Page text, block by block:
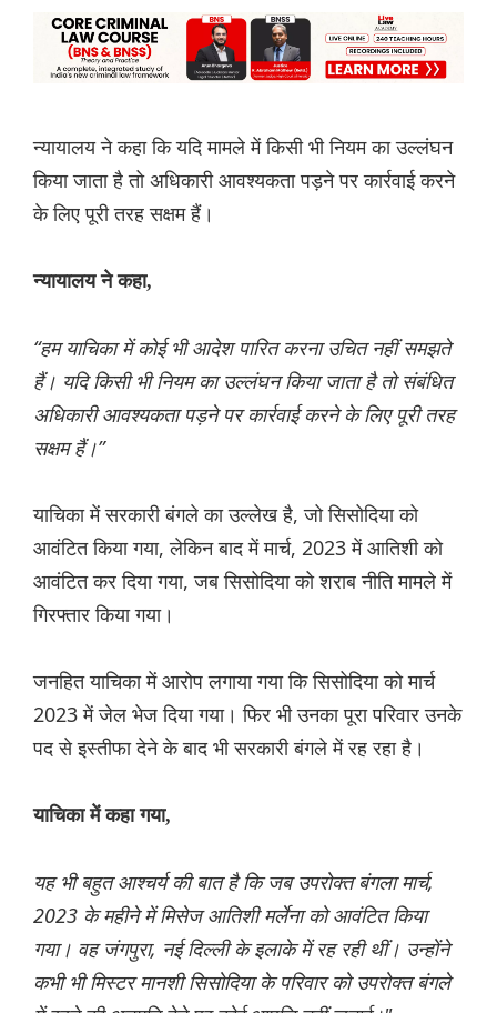
न्यायालय ने कहा कि यदि मामले में किसी भी नियम का उल्लंघन
किया जाता है तो अधिकारी आवश्यकता पड़ने पर कार्रवाई करने
के लिए पूरी तरह सक्षम हैं।
न्यायालय ने कहा,
“हम याचिका में कोई भी आदेश पारित करना उचित नहीं समझते
हैं। यदि किसी भी नियम का उल्लंघन किया जाता है तो संबंधित
अधिकारी आवश्यकता पड़ने पर कार्रवाई करने के लिए पूरी तरह
सक्षम हैं।”
याचिका में सरकारी बंगले का उल्लेख है, जो सिसोदिया को
आवंटित किया गया, लेकिन बाद में मार्च, 2023 में आतिशी को
आवंटित कर दिया गया, जब सिसोदिया को शराब नीति मामले में
गिरफ्तार किया गया।
जनहित याचिका में आरोप लगाया गया कि सिसोदिया को मार्च
2023 में जेल भेज दिया गया। फिर भी उनका पूरा परिवार उनके
पद से इस्तीफा देने के बाद भी सरकारी बंगले में रह रहा है।
याचिका में कहा गया,
यह भी बहुत आश्चर्य की बात है कि जब उपरोक्त बंगला मार्च,
2023 के महीने में मिसेज आतिशी मर्लेना को आवंटित किया
गया। वह जंगपुरा, नई दिल्ली के इलाके में रह रही थीं। उन्होंने
कभी भी मिस्टर मानशी सिसोदिया के परिवार को उपरोक्त बंगले